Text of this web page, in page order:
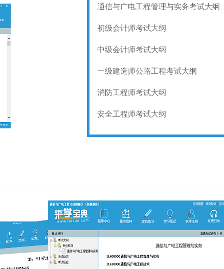
通信与广电工程管理与实务考试大纲
初级会计师考试大纲
中级会计师考试大纲
一级建造师公路工程考试大纲
消防工程师考试大纲
安全工程师考试大纲